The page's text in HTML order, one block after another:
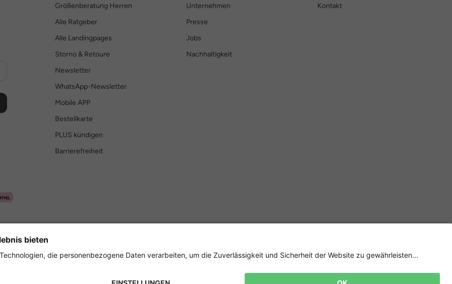
Größenberatung Herren
Alle Ratgeber
Alle Landingpages
Storno & Retoure
Newsletter
WhatsApp-Newsletter
Mobile APP
Bestellkarte
PLUS kündigen
Barrierefreiheit
Unternehmen
Presse
Jobs
Nachhaltigkeit
Kontakt
Sicher einkaufen mit